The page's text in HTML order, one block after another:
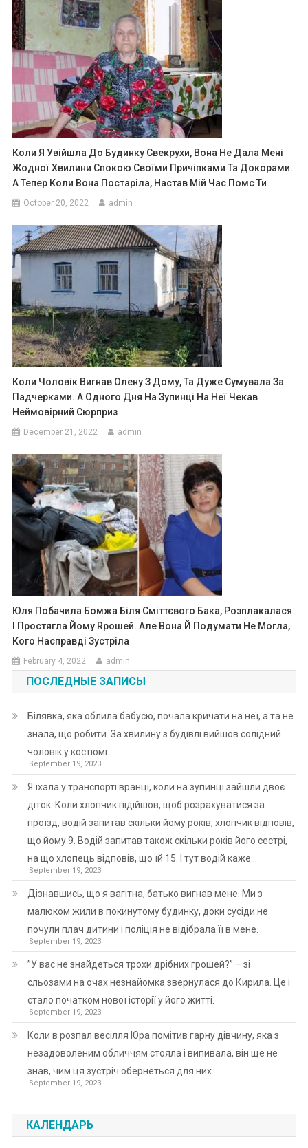
Коли Я Увійшла До Будинку Свекрухи, Вона Не Дала Мені
Жодної Хвилини Спокою Своїми Причіпками Та Докорами.
А Тепер Коли Вона Постаріла, Настав Мій Час Помс Ти
October 20, 2022 admin
Коли Чоловік Виrнав Олену З Дому, Та Дуже Сумувала За
Падчерками. А Одного Дня На Зупинці На Неї Чекав
Неймовірний Сюрприз
December 21, 2022 admin
Юля Побачила Бомжа Біля Сміттєвого Бака, Розnлакалася
І Простягла Йому Rрошей. Але Вона Й Подумати Не Могла,
Кого Насправді Зустріла
February 4, 2022 admin
ПОСЛЕДНЫЕ ЗАПИСЫ
Білявка, яка облила бабусю, почала кричати на неї, а та не
знала, що робити. За хвилину з будівлі вийшов солідний
чоловік у костюмі.
September 19, 2023
Я їхала у транспорті вранці, коли на зупинці зайшли двоє
діток. Коли хлопчик підійшов, щоб розрахуватися за
проїзд, водій запитав скільки йому років, хлопчик відповів,
що йому 9. Водій запитав також скільки років його сестрі,
на що хлопець відповів, що їй 15. І тут водій каже…
September 19, 2023
Дізнавшись, що я вагітна, батько вигнав мене. Ми з
малюком жили в покинутому будинку, доки сусіди не
почули плач дитини і поліція не відібрала її в мене.
September 19, 2023
”У вас не знайдеться трохи дрібних грошей?” – зі
сльозами на очах незнайомка звернулася до Кирила. Це і
стало початком нової історії у його житті.
September 19, 2023
Коли в розпал весілля Юра помітив гарну дівчину, яка з
незадоволеним обличчям стояла і випивала, він ще не
знав, чим ця зустріч обернеться для них.
September 19, 2023
КАЛЕНДАРЬ